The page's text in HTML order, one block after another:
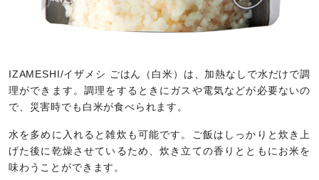
IZAMESHI/イザメシ ごはん（白米）は、加熱なしで水だけで調
理ができます。調理をするときにガスや電気などが必要ないの
で、災害時でも白米が食べられます。
水を多めに入れると雑炊も可能です。ご飯はしっかりと炊き上
げた後に乾燥させているため、炊き立ての香りとともにお米を
味わうことができます。